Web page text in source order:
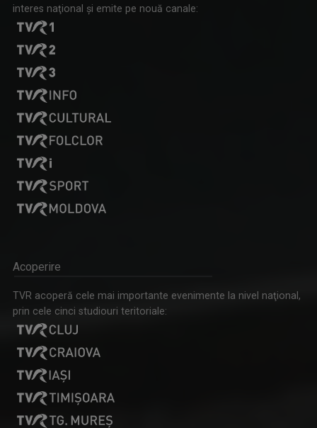
interes naţional şi emite pe nouă canale:
Acoperire
TVR acoperă cele mai importante evenimente la nivel naţional,
prin cele cinci studiouri teritoriale: